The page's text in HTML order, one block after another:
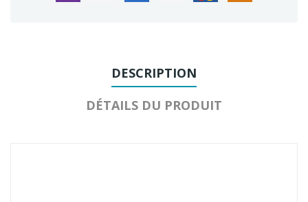
DESCRIPTION
DÉTAILS DU PRODUIT